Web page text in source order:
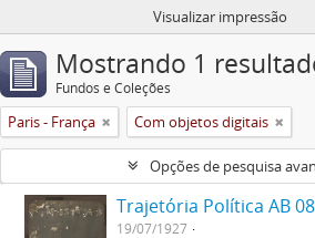
Visualizar impressão
Mostrando 1
Fundos e Coleções
Paris - França Com objetos digitais
Opções de pesquisa
Trajetória Política AB 08
19/07/1927